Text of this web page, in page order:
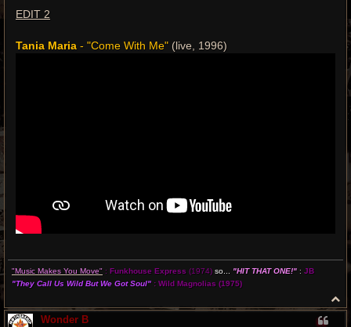
EDIT 2
Tania Maria - "Come With Me" (live, 1996)
"Music Makes You Move" : Funkhouse Express (1974) so... "HIT THAT ONE!" : JB
"They Call Us Wild But We Got Soul" : Wild Magnolias (1975)
a
Wonder B